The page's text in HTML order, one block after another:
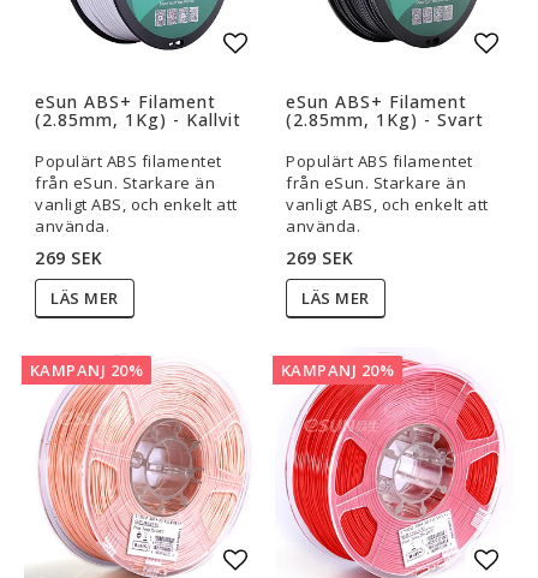
eSun ABS+ Filament
(2.85mm, 1Kg) - Kallvit
Populärt ABS filamentet
från eSun. Starkare än
vanligt ABS, och enkelt att
använda.
269 SEK
LÄS MER
eSun ABS+ Filament
(2.85mm, 1Kg) - Svart
Populärt ABS filamentet
från eSun. Starkare än
vanligt ABS, och enkelt att
använda.
269 SEK
LÄS MER
KAMPANJ 20% KAMPANJ 20%